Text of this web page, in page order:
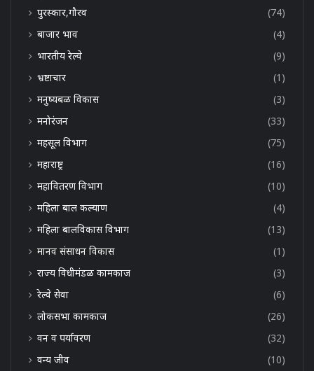
पुरस्कार,गौरव
(74)
बाजार भाव
(4)
भारतीय रेल्वे
(9)
भ्रष्टाचार
(1)
मनुष्यबळ विकास
(3)
मनोरंजन
(33)
महसूल विभाग
(75)
महाराष्ट्र
(16)
महावितरण विभाग
(10)
महिला बाल कल्याण
(4)
महिला बालविकास विभाग
(13)
मानव संसाधन विकास
(1)
राज्य विधीमंडळ कामकाज
(3)
रेल्वे सेवा
(6)
लोकसभा कामकाज
(26)
वन व पर्यावरण
(32)
वन्य जीव
(10)